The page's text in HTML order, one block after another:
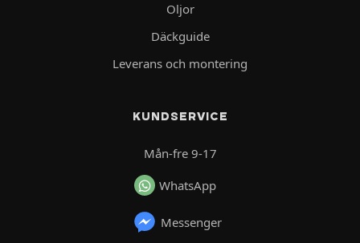
Oljor
Däckguide
Leverans och montering
KUNDSERVICE
Mån-fre 9-17
WhatsApp
Messenger